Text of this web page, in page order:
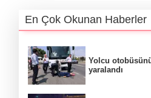
En Çok Okunan Haberler
Yolcu
yaralandı